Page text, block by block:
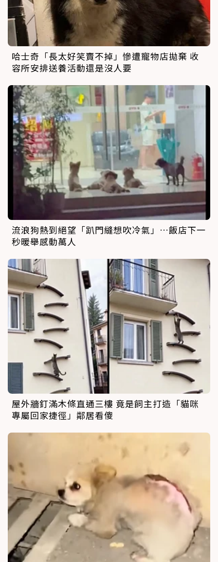
哈士奇「長太好笑賣不掉」慘遭寵物店拋棄 收
容所安排送養活動還是沒人要
流浪狗熱到絕望「趴門縫想吹冷氣」…飯店下一
秒暖舉感動萬人
屋外牆釘滿木條直通三樓 竟是飼主打造「貓咪
專屬回家捷徑」鄰居看傻